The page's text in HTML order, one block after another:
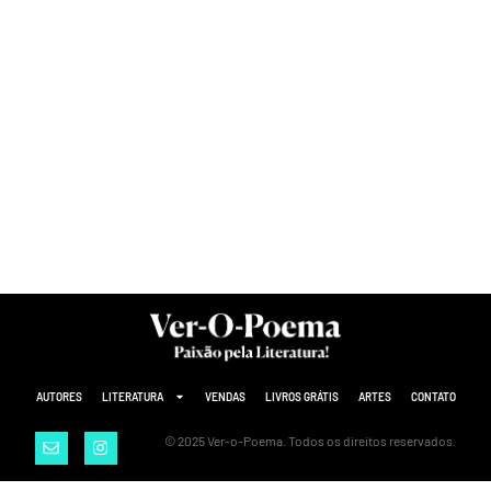
AUTORES LITERATURA VENDAS LIVROS GRÁTIS ARTES CONTATO
© 2025 Ver-o-Poema. Todos os direitos reservados.